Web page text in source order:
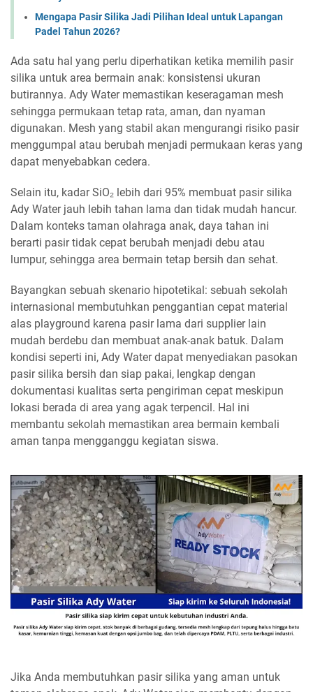
Mengapa Pasir Silika Jadi Pilihan Ideal untuk Lapangan
Padel Tahun 2026?
Ada satu hal yang perlu diperhatikan ketika memilih pasir
silika untuk area bermain anak: konsistensi ukuran
butirannya. Ady Water memastikan keseragaman mesh
sehingga permukaan tetap rata, aman, dan nyaman
digunakan. Mesh yang stabil akan mengurangi risiko pasir
menggumpal atau berubah menjadi permukaan keras yang
dapat menyebabkan cedera.
Selain itu, kadar SiO₂ lebih dari 95% membuat pasir silika
Ady Water jauh lebih tahan lama dan tidak mudah hancur.
Dalam konteks taman olahraga anak, daya tahan ini
berarti pasir tidak cepat berubah menjadi debu atau
lumpur, sehingga area bermain tetap bersih dan sehat.
Bayangkan sebuah skenario hipotetikal: sebuah sekolah
internasional membutuhkan penggantian cepat material
alas playground karena pasir lama dari supplier lain
mudah berdebu dan membuat anak-anak batuk. Dalam
kondisi seperti ini, Ady Water dapat menyediakan pasokan
pasir silika bersih dan siap pakai, lengkap dengan
dokumentasi kualitas serta pengiriman cepat meskipun
lokasi berada di area yang agak terpencil. Hal ini
membantu sekolah memastikan area bermain kembali
aman tanpa mengganggu kegiatan siswa.
Jika Anda membutuhkan pasir silika yang aman untuk